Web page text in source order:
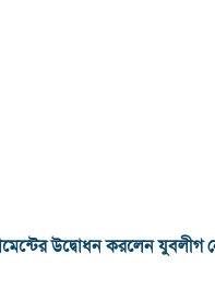
উদ্বোধন করলেন যুবলীগ